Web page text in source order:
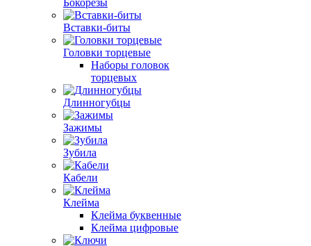
Бокорезы
Вставки-биты
Головки торцевые
Наборы головок
торцевых
Длинногубцы
Зажимы
Зубила
Кабели
Клейма
Клейма буквенные
Клейма цифровые